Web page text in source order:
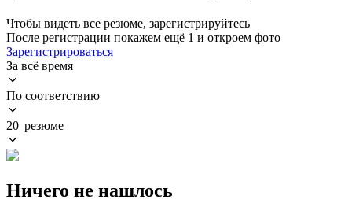
Чтобы видеть все резюме, зарегистрируйтесь
После регистрации покажем ещё 1 и откроем фото
Зарегистрироваться
За всё время
По соответствию
20 резюме
Ничего не нашлось